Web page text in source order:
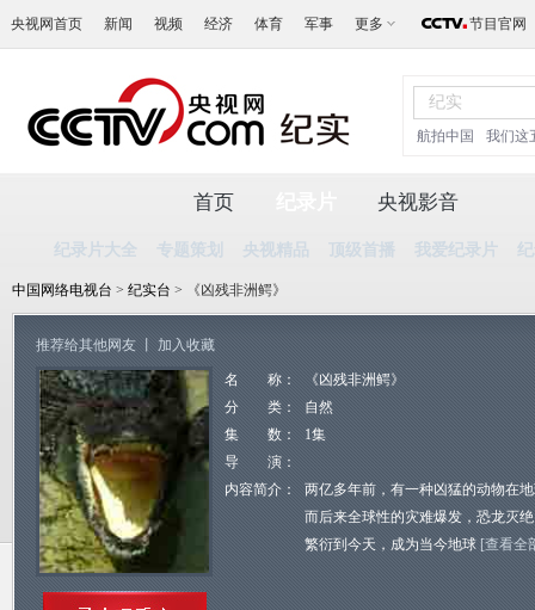
央视网首页 新闻 视频 经济 体育 军事 更多 节目官网
航拍中国 我们这
首页
纪录片大全 专题策划 央视精品 顶级首播 我爱纪录片
央视影音
中国网络电视台 > 纪实台 > 《凶残非洲鳄》
推荐给其他网友 加入收藏
名 称：
《凶残非洲鳄》
分 类：
自然
集 数：
1集
导 演：
内容简介：
两亿多年前，有一种凶猛的动物在
而后来全球性的灾难爆发，恐龙灭
繁衍到今天，成为当今地球 [查看全